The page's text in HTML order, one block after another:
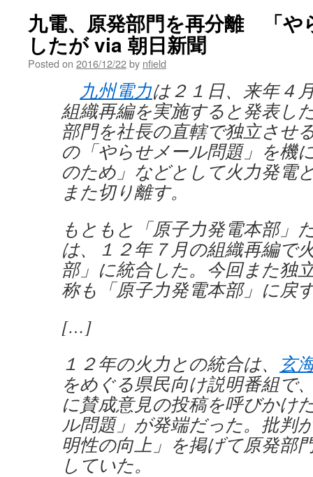
九電、原発部門を再分離 「や
したが via 朝日新聞
Posted on 2016/12/22by nfield
九州電力は２１日、来年４
組織再編を実施すると発表し
部門を社長の直轄で独立させ
の「やらせメール問題」を機
のため」などとして火力発電
また切り離す。
もともと「原子力発電本部」
は、１２年７月の組織再編で
部」に統合した。今回また独
称も「原子力発電本部」に戻
[…]
１２年の火力との統合は、
玄
をめぐる県民向け説明番組で
に賛成意見の投稿を呼びかけ
ル問題」が発端だった。批判
明性の向上」を掲げて原発部
していた。